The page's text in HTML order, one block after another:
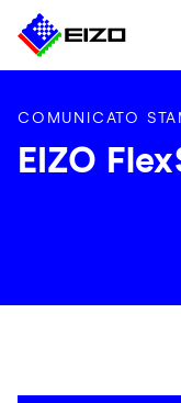
COMUNICATO
EIZO